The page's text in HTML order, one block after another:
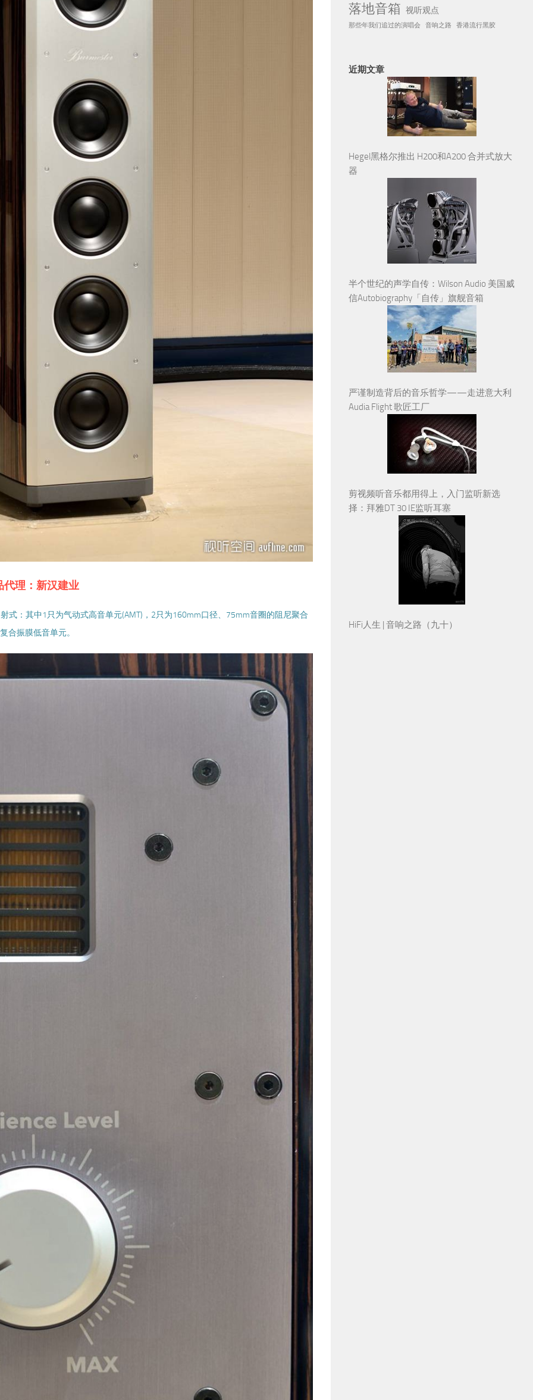
代理：新汉建业
式：其中1只为气动式高音单元(AMT)，2只为160mm口径、75mm音圈的阻尼聚合
合振膜低音单元。
落地音箱 视听观点
那些年我们追过的演唱会 音响之路 香港流行黑胶
近期文章
Hegel黑格尔推出 H200和A200 合并式放大
器
半个世纪的声学自传：Wilson Audio 美国威
信Autobiography「自传」旗舰音箱
严谨制造背后的音乐哲学——走进意大利
Audia Flight 歌匠工厂
剪视频听音乐都用得上，入门监听新选
择：拜雅DT 30 IE监听耳塞
HiFi人生 | 音响之路（九十）